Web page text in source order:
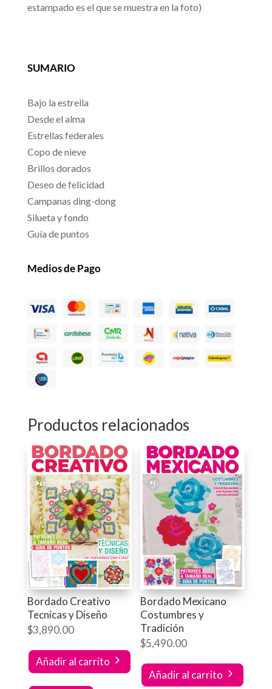
estampado es el que se muestra en la foto)
SUMARIO
Bajo la estrella
Desde el alma
Estrellas federales
Copo de nieve
Brillos dorados
Deseo de felicidad
Campanas ding-dong
Silueta y fondo
Guía de puntos
Medios de Pago
Productos relacionados
Bordado Creativo
Tecnicas y Diseño
$3,890.00
Añadir al carrito
Bordado Mexicano
Costumbres y
Tradición
$5,490.00
Añadir al carrito